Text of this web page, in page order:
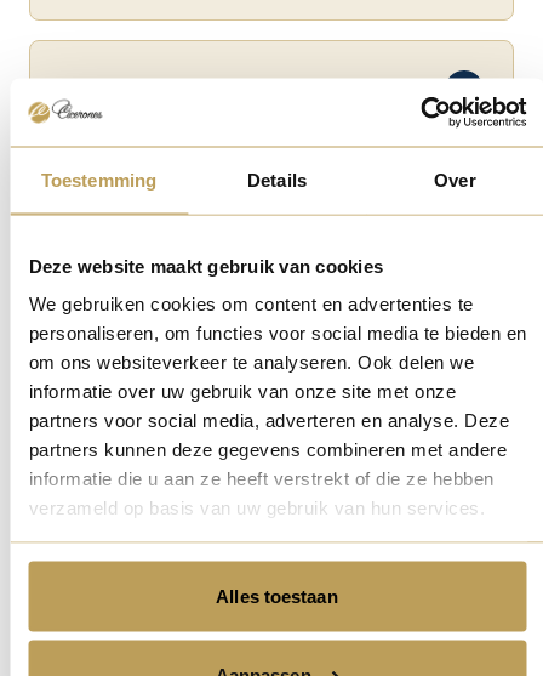
Toestemming Details Over
Deze website maakt gebruik van cookies
We gebruiken cookies om content en advertenties te
personaliseren, om functies voor social media te bieden en
om ons websiteverkeer te analyseren. Ook delen we
informatie over uw gebruik van onze site met onze
partners voor social media, adverteren en analyse. Deze
partners kunnen deze gegevens combineren met andere
informatie die u aan ze heeft verstrekt of die ze hebben
verzameld op basis van uw gebruik van hun services.
Alles toestaan
Gidsentraining